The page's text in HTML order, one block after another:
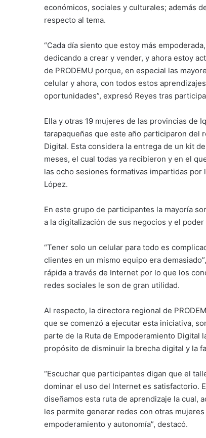
económicos, sociales y culturales; además
respecto al tema.
“Cada día siento que estoy más
dedicando a crear y vender, y ahora estoy
de PRODEMU porque, en especial las
celular y ahora, con todos estos
oportunidades”, expresó Reyes tras
Ella y otras 19 mujeres de las provincias de
tarapaqueñas que este año participaron del
Digital. Esta considera la entrega de un kit
meses, el cual todas ya recibieron y en el
las ocho sesiones formativas impartidas
López.
En este grupo de participantes la mayoría
a la digitalización de sus negocios y el
“Tener solo un celular para todo es
clientes en un mismo equipo era
rápida a través de Internet por lo que los
redes sociales le son de gran utilidad.
Al respecto, la directora regional de
que se comenzó a ejecutar esta iniciativa,
parte de la Ruta de Empoderamiento Digital
propósito de disminuir la brecha digital y la
“Escuchar que participantes digan que el
dominar el uso del Internet es satisfactorio.
diseñamos esta ruta de aprendizaje la cual,
les permite generar redes con otras
empoderamiento y autonomía”, destacó.